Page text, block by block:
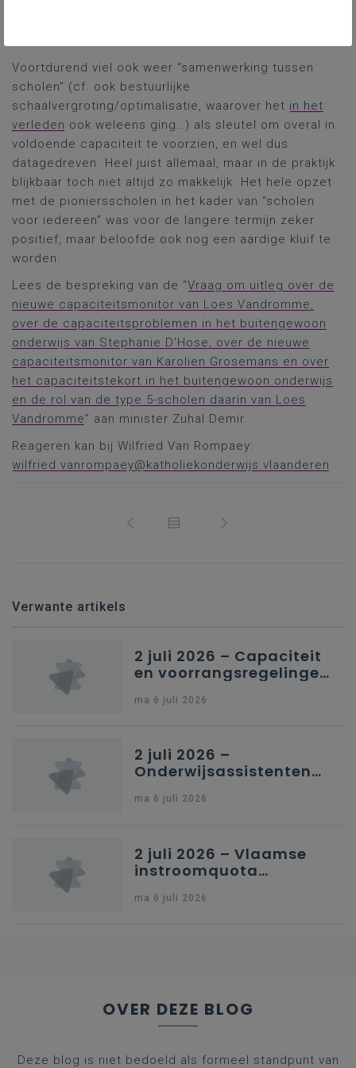
Voortdurend viel ook weer “samenwerking tussen
scholen” (cf. ook bestuurlijke
schaalvergroting/optimalisatie, waarover het in het
verleden ook weleens ging…) als sleutel om overal in
voldoende capaciteit te voorzien, en wel dus
datagedreven. Heel juist allemaal, maar in de praktijk
blijkbaar toch niet altijd zo makkelijk. Het hele opzet
met de pioniersscholen in het kader van “scholen
voor iedereen” was voor de langere termijn zeker
positief, maar beloofde ook nog een aardige kluif te
worden.
Lees de bespreking van de “Vraag om uitleg over de
nieuwe capaciteitsmonitor van Loes Vandromme,
over de capaciteitsproblemen in het buitengewoon
onderwijs van Stephanie D'Hose, over de nieuwe
capaciteitsmonitor van Karolien Grosemans en over
het capaciteitstekort in het buitengewoon onderwijs
en de rol van de type 5-scholen daarin van Loes
Vandromme” aan minister Zuhal Demir.
Reageren kan bij Wilfried Van Rompaey:
wilfried.vanrompaey@katholiekonderwijs.vlaanderen
Verwante artikels
2 juli 2026 – Capaciteit
en voorrangsregelingen
secundair onderwijs in
ma 6 juli 2026
2 juli 2026 –
Onderwijsassistenten
kleuteronderwijs
ma 6 juli 2026
2 juli 2026 – Vlaamse
instroomquota
federale RIZIV-
ma 6 juli 2026
OVER DEZE BLOG
Deze blog is niet bedoeld als formeel standpunt van